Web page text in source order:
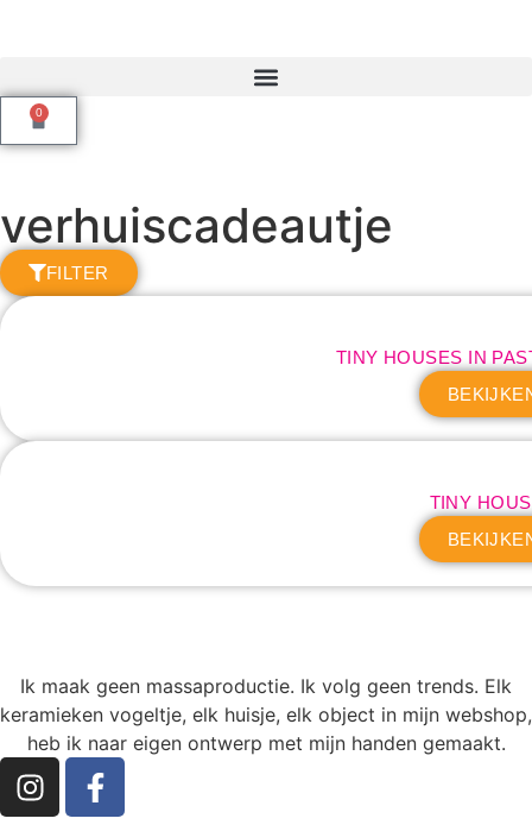
0
verhuiscadeautje
FILTER
TINY HOUSES IN
TINY
Ik maak geen massaproductie. Ik volg geen trends. Elk
keramieken vogeltje, elk huisje, elk object in mijn webshop,
heb ik naar eigen ontwerp met mijn handen gemaakt.